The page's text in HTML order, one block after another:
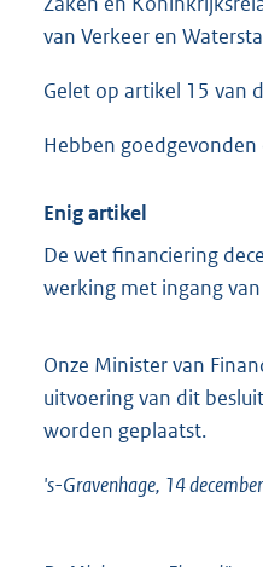
van Verkeer en
Gelet op artikel 15 van
Hebben goedgevonden
Enig artikel
De wet financiering
werking met ingang
Onze Minister van
uitvoering van dit
worden geplaatst.
's-Gravenhage, 14